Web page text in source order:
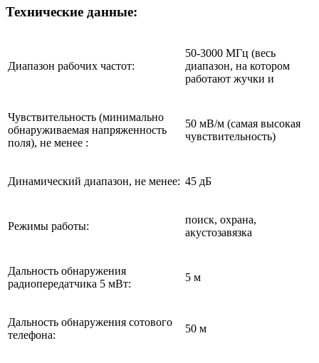
Технические данные:
Диапазон рабочих частот:
50­-3000 МГц (весь
диапазон, на котором
работают жучки и
Чувствительность (минимально
обнаруживаемая напряженность
поля), не менее :
50 мВ/м (самая высокая
чувствительность)
Динамический диапазон, не менее: 45 дБ
Режимы работы:
поиск, охрана,
акустозавязка
Дальность обнаружения
радиопередатчика 5 мВт:
5 м
Дальность обнаружения сотового
телефона:
50 м